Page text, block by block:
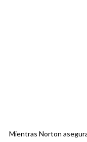
Mientras Norton